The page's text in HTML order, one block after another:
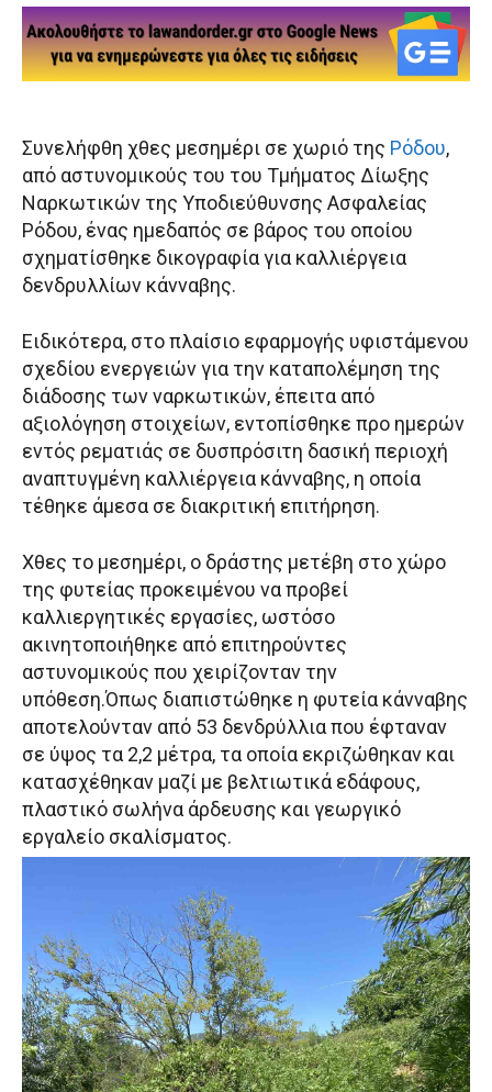
Συνελήφθη χθες μεσημέρι σε χωριό της Ρόδου,
από αστυνομικούς του του Τμήματος Δίωξης
Ναρκωτικών της Υποδιεύθυνσης Ασφαλείας
Ρόδου, ένας ημεδαπός σε βάρος του οποίου
σχηματίσθηκε δικογραφία για καλλιέργεια
δενδρυλλίων κάνναβης.
Ειδικότερα, στο πλαίσιο εφαρμογής υφιστάμενου
σχεδίου ενεργειών για την καταπολέμηση της
διάδοσης των ναρκωτικών, έπειτα από
αξιολόγηση στοιχείων, εντοπίσθηκε προ ημερών
εντός ρεματιάς σε δυσπρόσιτη δασική περιοχή
αναπτυγμένη καλλιέργεια κάνναβης, η οποία
τέθηκε άμεσα σε διακριτική επιτήρηση.
Χθες το μεσημέρι, ο δράστης μετέβη στο χώρο
της φυτείας προκειμένου να προβεί
καλλιεργητικές εργασίες, ωστόσο
ακινητοποιήθηκε από επιτηρούντες
αστυνομικούς που χειρίζονταν την
υπόθεση.Όπως διαπιστώθηκε η φυτεία κάνναβης
αποτελούνταν από 53 δενδρύλλια που έφταναν
σε ύψος τα 2,2 μέτρα, τα οποία εκριζώθηκαν και
κατασχέθηκαν μαζί με βελτιωτικά εδάφους,
πλαστικό σωλήνα άρδευσης και γεωργικό
εργαλείο σκαλίσματος.